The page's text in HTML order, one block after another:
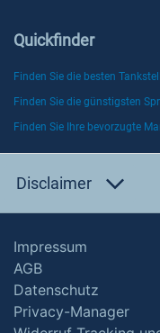
Quickfinder
Finden Sie die besten
Finden Sie die günstigsten
Finden Sie Ihre bevorzugte
Disclaimer
Impressum
AGB
Datenschutz
Privacy-Manager